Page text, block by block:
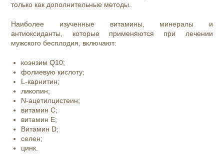
только как дополнительные методы.
Наиболее изученные витамины, минералы и
антиоксиданты, которые применяются при лечении
мужского бесплодия, включают:
коэнзим Q10;
фолиевую кислоту;
L-карнитин;
ликопин;
N-ацетилцистеин;
витамин C;
витамин E;
Витамин D;
селен;
цинк.